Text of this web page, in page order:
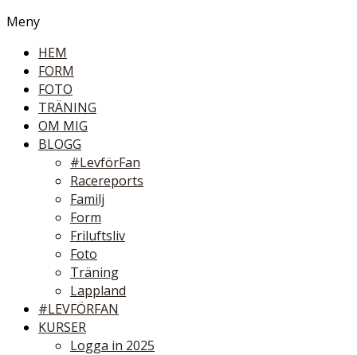
Meny
HEM
FORM
FOTO
TRÄNING
OM MIG
BLOGG
#LevförFan
Racereports
Familj
Form
Friluftsliv
Foto
Träning
Lappland
#LEVFÖRFAN
KURSER
Logga in 2025